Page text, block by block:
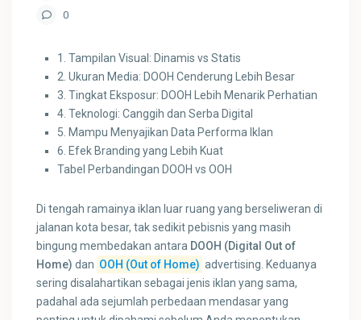
0
1. Tampilan Visual: Dinamis vs Statis
2. Ukuran Media: DOOH Cenderung Lebih Besar
3. Tingkat Eksposur: DOOH Lebih Menarik Perhatian
4. Teknologi: Canggih dan Serba Digital
5. Mampu Menyajikan Data Performa Iklan
6. Efek Branding yang Lebih Kuat
Tabel Perbandingan DOOH vs OOH
Di tengah ramainya iklan luar ruang yang berseliweran di
jalanan kota besar, tak sedikit pebisnis yang masih
bingung membedakan antara DOOH (Digital Out of
Home) dan OOH (Out of Home) advertising. Keduanya
sering disalahartikan sebagai jenis iklan yang sama,
padahal ada sejumlah perbedaan mendasar yang